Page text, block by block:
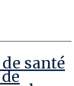
santé